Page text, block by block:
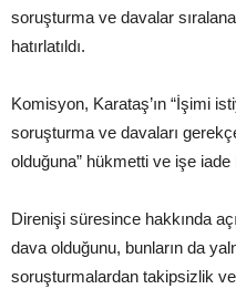
soruşturma ve davalar
hatırlatıldı.
Komisyon, Karataş’ın “İşimi
soruşturma ve davaları
olduğuna” hükmetti ve işe
Direnişi süresince hakkında
dava olduğunu, bunların da
soruşturmalardan takipsizlik ve